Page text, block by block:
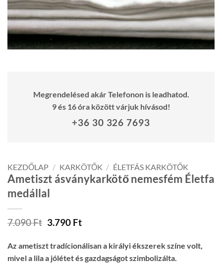
Megrendelésed akár Telefonon is leadhatod.
9 és 16 óra között várjuk hívásod!
+36 30 326 7693
KEZDŐLAP / KARKÖTŐK / ÉLETFÁS KARKÖTŐK
Ametiszt ásványkarkötő nemesfém Életfa
medállal
7.090Ft Original
was:
7.090 Ft.
3.790 FtCurrent
is:
3.790 Ft.
Az ametiszt tradícionálisan a királyi ékszerek színe volt,
mivel a lila a jólétet és gazdagságot szimbolizálta.